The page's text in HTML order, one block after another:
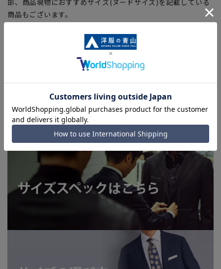
商品もございます。
加減により、実際の商品と掲載画像の色味が異なる場合がござ
■店舗や各モールサイトと商品在庫を共有しております関係
■お急ぎ発送のご注文につきましても、ご注文のタイミングに
よってはお急ぎ発送サービスを選択できない場合がございま
す。